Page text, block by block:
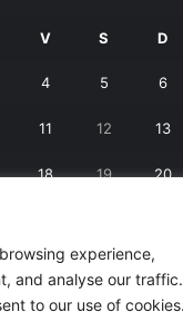
experience,
and analyse our traffic.
to our use of
V S D
4 5 6
11 12 13
18 19 20